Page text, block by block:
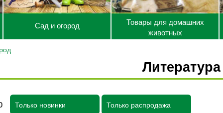
Сад и огород
Товары для домашних
животных
Литература
Только новинки Только распродажа